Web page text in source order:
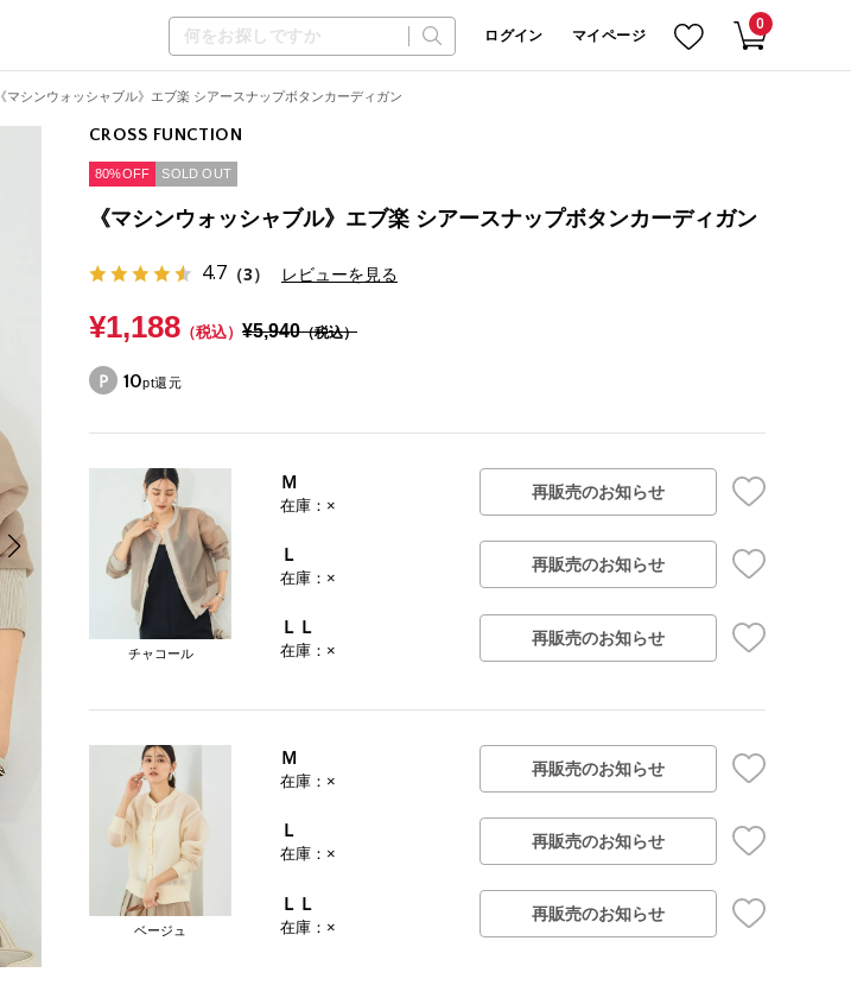
ログイン マイページ
0
《マシンウォッシャブル》エブ楽 シアースナップボタンカーディガン
CROSS FUNCTION
80%OFF SOLD OUT
《マシンウォッシャブル》エブ楽 シアースナップボタンカーディガン
4.7 （3） レビューを見る
¥1,188 （税込） ¥5,940（税込）
10pt還元
チャコール
Ｍ
在庫：×
再販売のお知らせ
Ｌ
在庫：×
再販売のお知らせ
ＬＬ
在庫：×
再販売のお知らせ
ベージュ
Ｍ
在庫：×
再販売のお知らせ
Ｌ
在庫：×
再販売のお知らせ
ＬＬ
在庫：×
再販売のお知らせ